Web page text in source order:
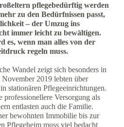
pflegebedürftig werden
zu den Bedürfnissen passt,
– der Umzug ins
immer leicht zu bewältigen.
es, wenn man alles von der
regeln muss.
Wandel zeigt sich besonders in
2019 lebten über
stationären Pflegeeinrichtungen.
professionellere Versorgung als
entlasten auch die Familie.
bewohnten Immobilie bis zur
Pflegeheim muss viel bedacht